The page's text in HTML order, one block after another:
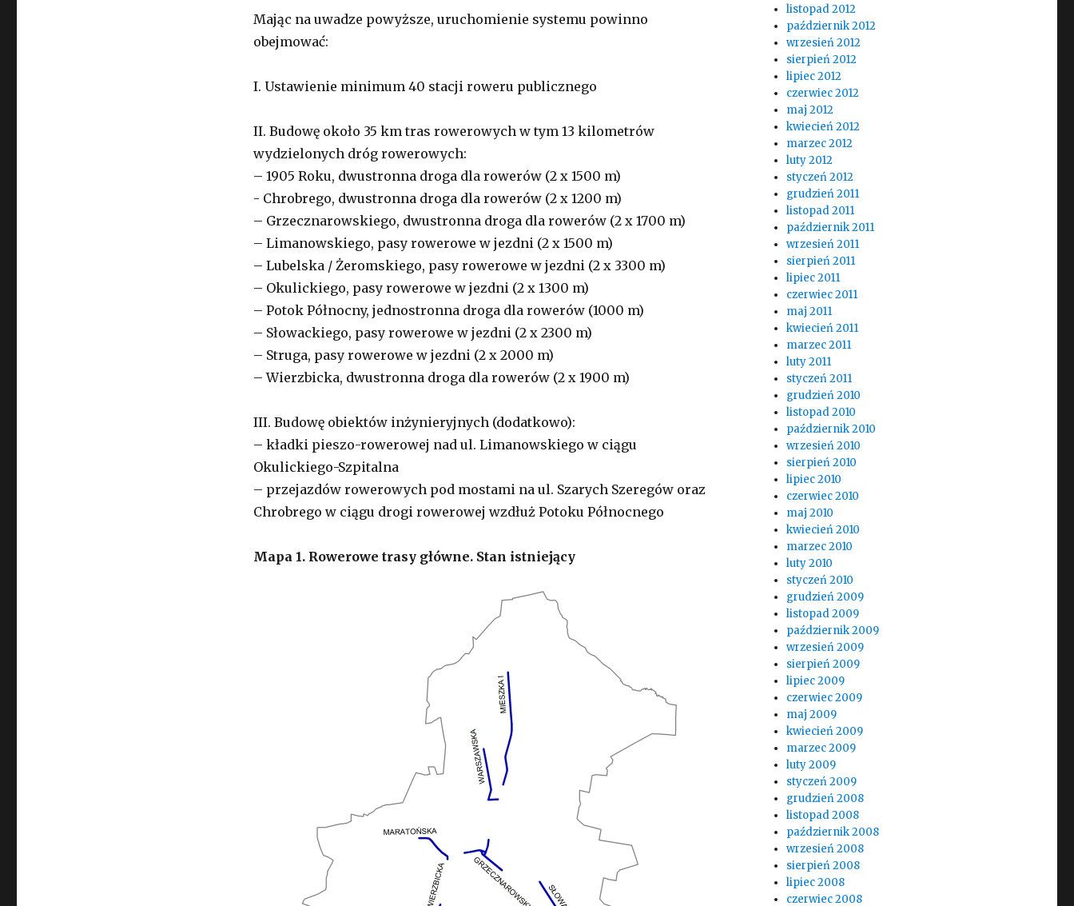
Mając na uwadze powyższe, uruchomienie systemu powinno
obejmować:
I. Ustawienie minimum 40 stacji roweru publicznego
II. Budowę około 35 km tras rowerowych w tym 13 kilometrów
wydzielonych dróg rowerowych:
– 1905 Roku, dwustronna droga dla rowerów (2 x 1500 m)
- Chrobrego, dwustronna droga dla rowerów (2 x 1200 m)
– Grzecznarowskiego, dwustronna droga dla rowerów (2 x 1700 m)
– Limanowskiego, pasy rowerowe w jezdni (2 x 1500 m)
– Lubelska / Żeromskiego, pasy rowerowe w jezdni (2 x 3300 m)
– Okulickiego, pasy rowerowe w jezdni (2 x 1300 m)
– Potok Północny, jednostronna droga dla rowerów (1000 m)
– Słowackiego, pasy rowerowe w jezdni (2 x 2300 m)
– Struga, pasy rowerowe w jezdni (2 x 2000 m)
– Wierzbicka, dwustronna droga dla rowerów (2 x 1900 m)
III. Budowę obiektów inżynieryjnych (dodatkowo):
– kładki pieszo-rowerowej nad ul. Limanowskiego w ciągu
Okulickiego-Szpitalna
– przejazdów rowerowych pod mostami na ul. Szarych Szeregów oraz
Chrobrego w ciągu drogi rowerowej wzdłuż Potoku Północnego
Mapa 1. Rowerowe trasy główne. Stan istniejący
listopad 2012
październik 2012
wrzesień 2012
sierpień 2012
lipiec 2012
czerwiec 2012
maj 2012
kwiecień 2012
marzec 2012
luty 2012
styczeń 2012
grudzień 2011
listopad 2011
październik 2011
wrzesień 2011
sierpień 2011
lipiec 2011
czerwiec 2011
maj 2011
kwiecień 2011
marzec 2011
luty 2011
styczeń 2011
grudzień 2010
listopad 2010
październik 2010
wrzesień 2010
sierpień 2010
lipiec 2010
czerwiec 2010
maj 2010
kwiecień 2010
marzec 2010
luty 2010
styczeń 2010
grudzień 2009
listopad 2009
październik 2009
wrzesień 2009
sierpień 2009
lipiec 2009
czerwiec 2009
maj 2009
kwiecień 2009
marzec 2009
luty 2009
styczeń 2009
grudzień 2008
listopad 2008
październik 2008
wrzesień 2008
sierpień 2008
lipiec 2008
czerwiec 2008